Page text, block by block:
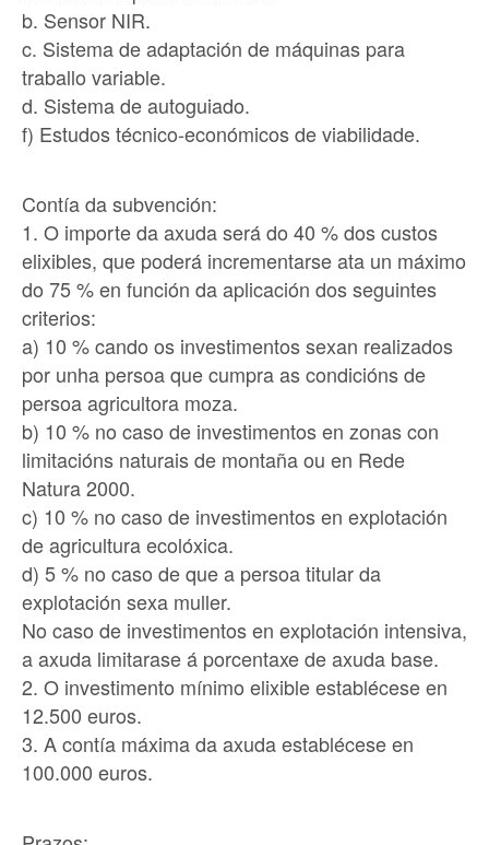
b. Sensor NIR.
c. Sistema de adaptación de máquinas para
traballo variable.
d. Sistema de autoguiado.
f) Estudos técnico-económicos de viabilidade.
Contía da subvención:
1. O importe da axuda será do 40 % dos custos
elixibles, que poderá incrementarse ata un máximo
do 75 % en función da aplicación dos seguintes
criterios:
a) 10 % cando os investimentos sexan realizados
por unha persoa que cumpra as condicións de
persoa agricultora moza.
b) 10 % no caso de investimentos en zonas con
limitacións naturais de montaña ou en Rede
Natura 2000.
c) 10 % no caso de investimentos en explotación
de agricultura ecolóxica.
d) 5 % no caso de que a persoa titular da
explotación sexa muller.
No caso de investimentos en explotación intensiva,
a axuda limitarase á porcentaxe de axuda base.
2. O investimento mínimo elixible establécese en
12.500 euros.
3. A contía máxima da axuda establécese en
100.000 euros.